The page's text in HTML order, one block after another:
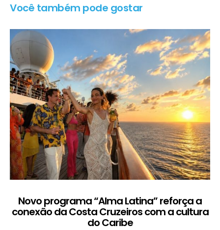
Você também pode gostar
Novo programa “Alma Latina” reforça a
conexão da Costa Cruzeiros com a cultura
do Caribe